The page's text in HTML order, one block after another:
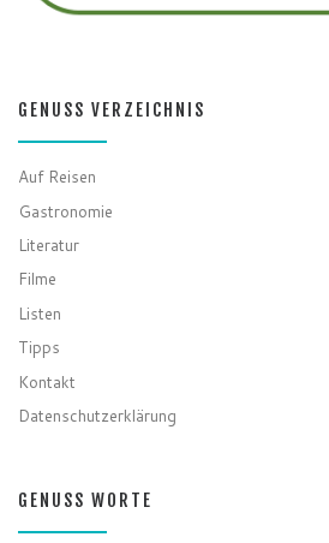
GENUSS VERZEICHNIS
Auf Reisen
Gastronomie
Literatur
Filme
Listen
Tipps
Kontakt
Datenschutzerklärung
GENUSS WORTE